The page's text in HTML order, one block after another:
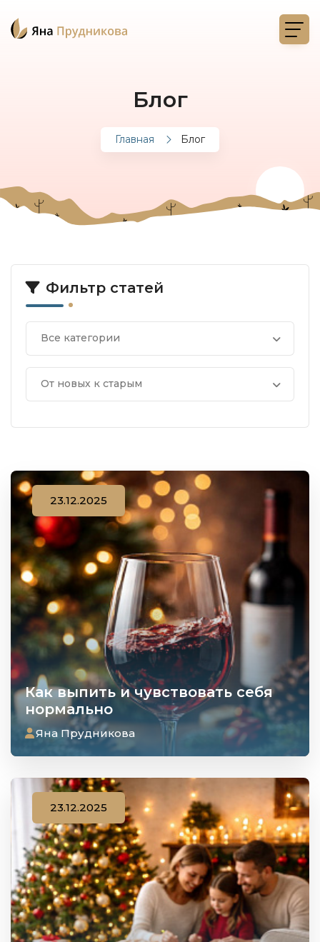
Блог
Главная Блог
Фильтр статей
Все категории
От новых к старым
Как выпить и чувствовать себя
нормально
23.12.2025
Яна Прудникова
23.12.2025